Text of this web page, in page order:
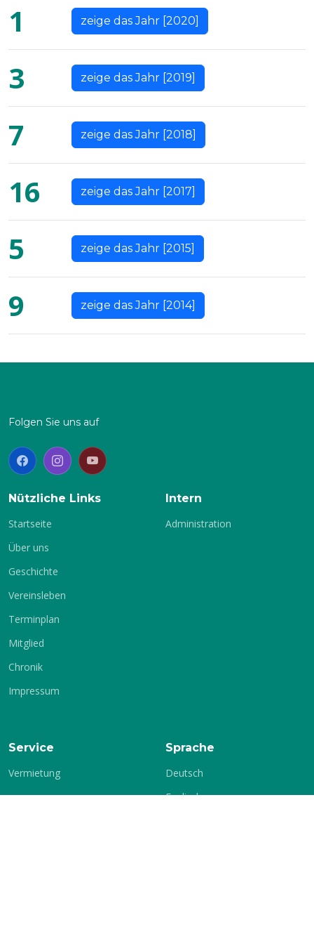
1 zeige das Jahr [2020]
3 zeige das Jahr [2019]
7 zeige das Jahr [2018]
16 zeige das Jahr [2017]
5 zeige das Jahr [2015]
9 zeige das Jahr [2014]
Folgen Sie uns auf
Nützliche Links
Startseite
Über uns
Geschichte
Vereinsleben
Terminplan
Mitglied
Chronik
Impressum
Intern
Administration
Service
Vermietung
Sprache
Deutsch
Englisch